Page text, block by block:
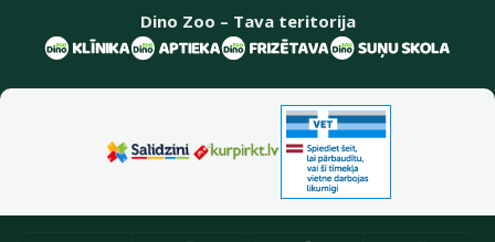
Dino Zoo – Tava teritorija